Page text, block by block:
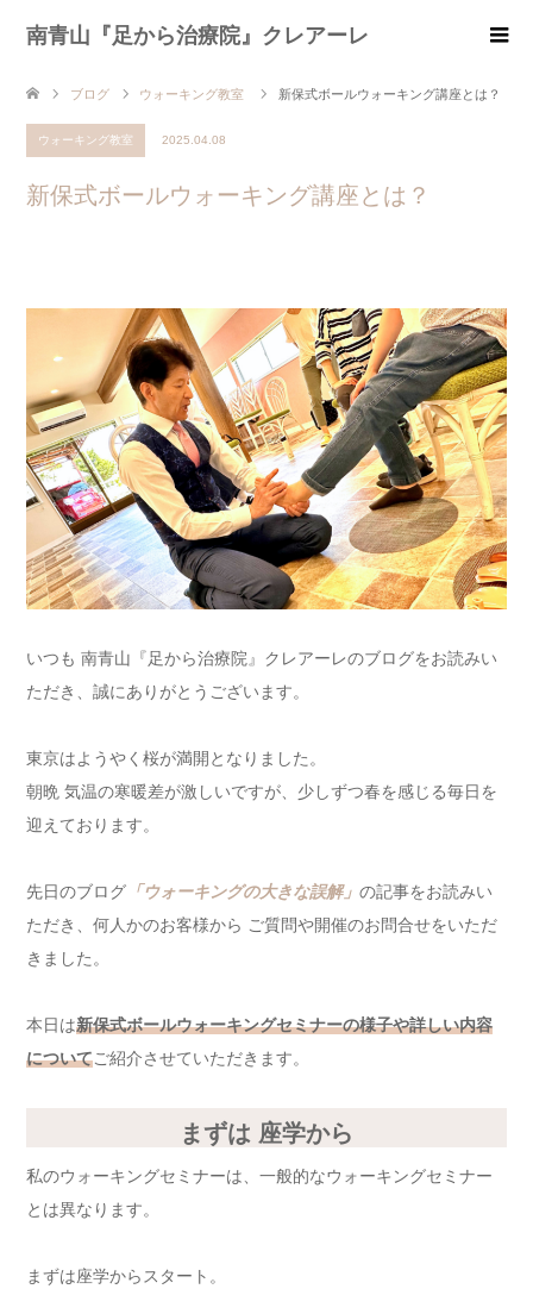
南青山『足から治療院』クレアーレ
ブログ ウォーキング教室 新保式ボールウォーキング講座とは？
ウォーキング教室 2025.04.08
新保式ボールウォーキング講座とは？
いつも 南青山『足から治療院』クレアーレのブログをお読みい
ただき、誠にありがとうございます。
東京はようやく桜が満開となりました。
朝晩 気温の寒暖差が激しいですが、少しずつ春を感じる毎日を
迎えております。
先日のブログ 「ウォーキングの大きな誤解」 の記事をお読みい
ただき、何人かのお客様から ご質問や開催のお問合せをいただ
きました。
本日は新保式ボールウォーキングセミナーの様子や詳しい内容
についてご紹介させていただきます。
まずは 座学から
私のウォーキングセミナーは、一般的なウォーキングセミナー
とは異なります。
まずは座学からスタート。